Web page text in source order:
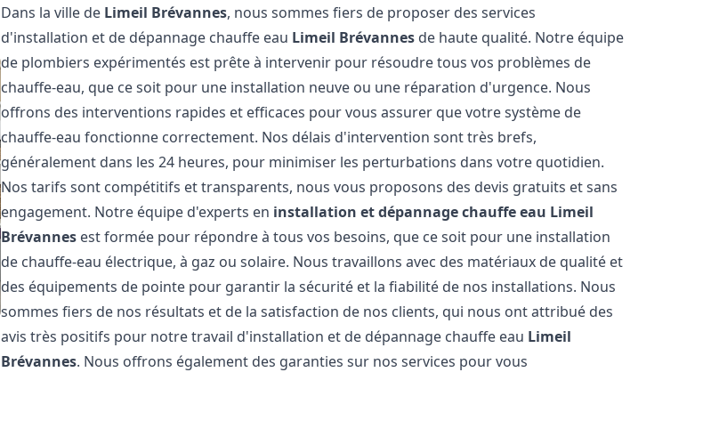
Dans la ville de Limeil Brévannes, nous sommes fiers de proposer des services
d'installation et de dépannage chauffe eau Limeil Brévannes de haute qualité. Notre équipe
de plombiers expérimentés est prête à intervenir pour résoudre tous vos problèmes de
chauffe-eau, que ce soit pour une installation neuve ou une réparation d'urgence. Nous
offrons des interventions rapides et efficaces pour vous assurer que votre système de
chauffe-eau fonctionne correctement. Nos délais d'intervention sont très brefs,
généralement dans les 24 heures, pour minimiser les perturbations dans votre quotidien.
Nos tarifs sont compétitifs et transparents, nous vous proposons des devis gratuits et sans
engagement. Notre équipe d'experts en installation et dépannage chauffe eau Limeil
Brévannes est formée pour répondre à tous vos besoins, que ce soit pour une installation
de chauffe-eau électrique, à gaz ou solaire. Nous travaillons avec des matériaux de qualité et
des équipements de pointe pour garantir la sécurité et la fiabilité de nos installations. Nous
sommes fiers de nos résultats et de la satisfaction de nos clients, qui nous ont attribué des
avis très positifs pour notre travail d'installation et de dépannage chauffe eau Limeil
Brévannes. Nous offrons également des garanties sur nos services pour vous